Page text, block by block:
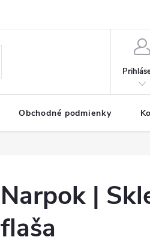
Obchodné podmienky
Narpok |
flaša